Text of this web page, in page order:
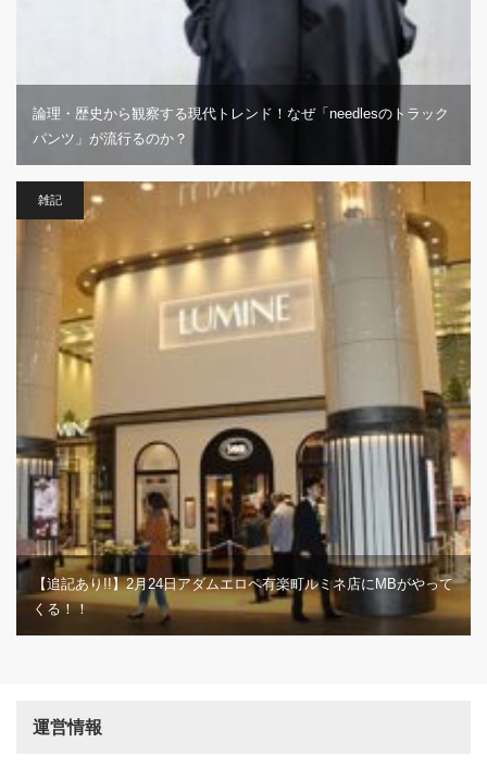
論理・歴史から観察する現代トレンド！なぜ「needlesのトラック
パンツ」が流行るのか？
雑記
【追記あり!!】2月24日アダムエロペ有楽町ルミネ店にMBがやって
くる！！
運営情報